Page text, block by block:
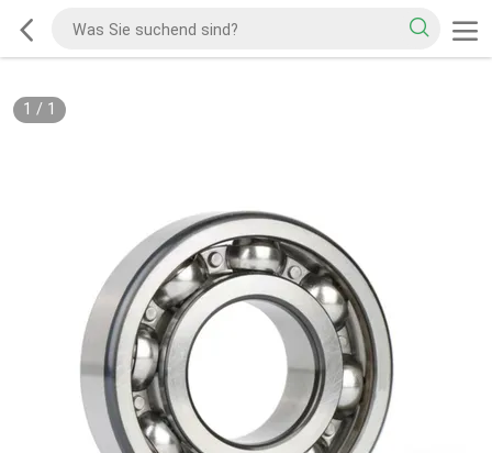
1 / 1